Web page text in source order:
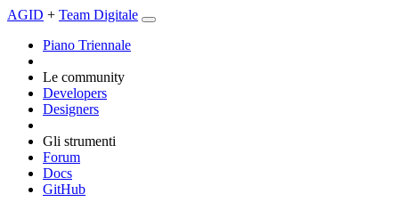
AGID + Team Digitale
Piano Triennale
Le community
Developers
Designers
Gli strumenti
Forum
Docs
GitHub